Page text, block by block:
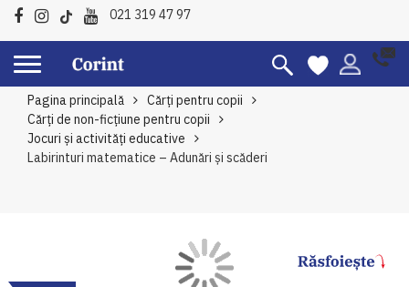
021 319 47 97
Pagina principală
Cărți pentru copii
Cărți de non-ficțiune pentru copii
Jocuri și activități educative
Labirinturi matematice – Adunări și scăderi